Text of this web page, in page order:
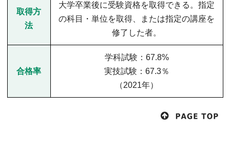
取得方
法
大学卒業後に受験資格を取得できる。指定
の科目・単位を取得、または指定の講座を
修了した者。
合格率
学科試験：67.8%
実技試験：67.3％
（2021年）